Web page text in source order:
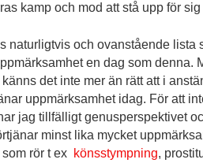
kamp och mod att stå upp för
naturligtvis och ovanstående
en dag som denna.
det inte mer än rätt att i
uppmärksamhet idag. För att
jag tillfälligt genusperspektivet
minst lika mycket
rör t ex könsstympning,